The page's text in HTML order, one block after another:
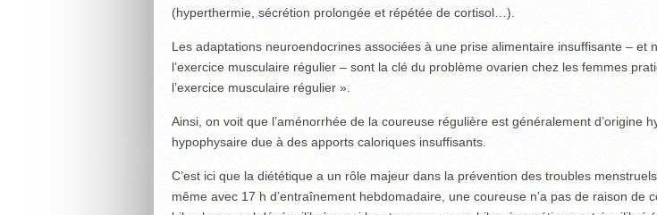
(hyperthermie, sécrétion prolongée et répétée de cortisol…).
Les adaptations neuroendocrines associées à une prise alimentaire insuffisante – et
l’exercice musculaire régulier – sont la clé du problème ovarien chez les femmes
l’exercice musculaire régulier ».
Ainsi, on voit que l’aménorrhée de la coureuse régulière est généralement d’origine
hypophysaire due à des apports caloriques insuffisants.
C’est ici que la diététique a un rôle majeur dans la prévention des troubles
même avec 17 h d’entraînement hebdomadaire, une coureuse n’a pas de raison de